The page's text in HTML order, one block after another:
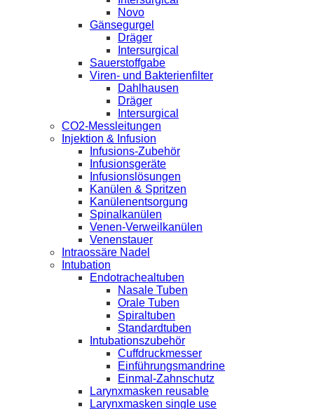
Novo
Gänsegurgel
Dräger
Intersurgical
Sauerstoffgabe
Viren- und Bakterienfilter
Dahlhausen
Dräger
Intersurgical
CO2-Messleitungen
Injektion & Infusion
Infusions-Zubehör
Infusionsgeräte
Infusionslösungen
Kanülen & Spritzen
Kanülenentsorgung
Spinalkanülen
Venen-Verweilkanülen
Venenstauer
Intraossäre Nadel
Intubation
Endotrachealtuben
Nasale Tuben
Orale Tuben
Spiraltuben
Standardtuben
Intubationszubehör
Cuffdruckmesser
Einführungsmandrine
Einmal-Zahnschutz
Larynxmasken reusable
Larynxmasken single use